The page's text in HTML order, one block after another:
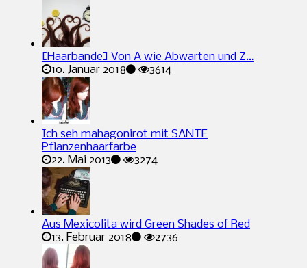
[Haarbande] Von A wie Abwarten und Z…
10. Januar 2018
3614
Ich seh mahagonirot mit SANTE
Pflanzenhaarfarbe
22. Mai 2013
3274
Aus Mexicolita wird Green Shades of Red
13. Februar 2018
2736